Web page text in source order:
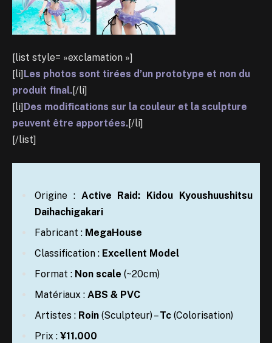
[list style= »exclamation »]
[li] Les photos sont tirées d’un prototype et non du
produit final.[/li]
[li] Des modifications sur la couleur et la sculpture
peuvent être apportées.[/li]
[/list]
Origine : Active Raid: Kidou Kyoushuushitsu
Daihachigakari
Fabricant : MegaHouse
Classification : Excellent Model
Format : Non scale (~20cm)
Matériaux : ABS & PVC
Artistes : Roin (Sculpteur) –Tc (Colorisation)
Prix : ¥11.000